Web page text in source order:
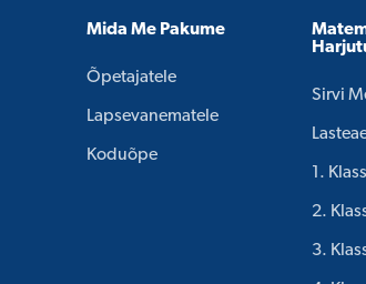
Mida Me Pakume
Õpetajatele
Lapsevanematele
Koduõpe
Sirvi
1. Klass
2.
3.